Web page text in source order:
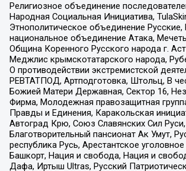
Религиозное объединение
Народная Социальная Инициатива,
Этнополитическое объединение Русские,
национальное объединение Атака,
Община Коренного Русского народа г.
Меджлис крымскотатарского народа,
О противодействии экстремистской
РЕВТАТПОД, Артподготовка, Штольц, В
Божией Матери Державная, Сектор 16,
Фирма, Молодежная правозащитная
Правды и Единения, Каракольская
Автоград Крю, Союз Славянских Сил
Благотворительный пансионат Ак Умут,
республика Русь, Арестантское
Башкорт, Нация и свобода, Нация и
Дафа, Иртыш Ultras, Русский